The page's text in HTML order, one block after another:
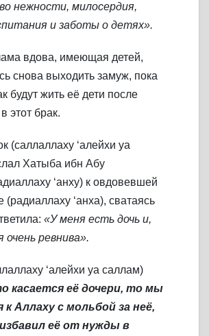
нежности, милосердия,
и заботы о детях».
вдова, имеющая детей,
снова выходить замуж, пока
будут жить её дети после
этот брак.
(саллаллаху ‘алейхи уа
Хатыба ибн Абу
‘анху) к овдовевшей
‘анха), сватаясь
«У меня есть дочь и,
очень ревнива».
‘алейхи уа саллам)
касается её дочери, то мы
Аллаху с мольбой за неё,
её от нужды в